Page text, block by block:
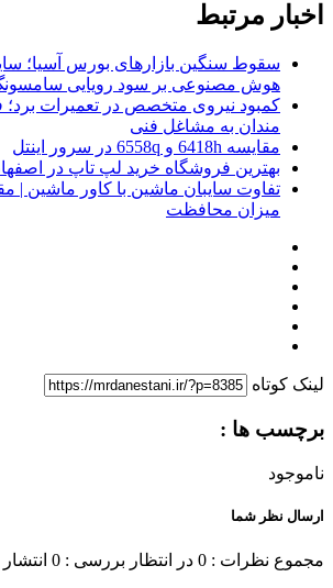
اخبار مرتبط
سقوط سنگین بازارهای بورس آسیا؛
هوش مصنوعی بر سود رویایی
کمبود نیروی متخصص در تعمیرات برد؛
‌مندان به مشاغل فنی
مقایسه 6418h و 6558q در سرور اینتل
بهترین فروشگاه خرید لپ تاپ در
تفاوت سایبان ماشین با کاور ماشین |
میزان محافظت
لینک کوتاه
برچسب ها :
ناموجود
ارسال نظر شما
مجموع نظرات : 0 در انتظار بررسی : 0 انتشار